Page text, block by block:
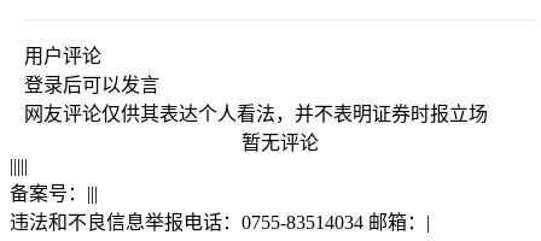
用户评论
登录后可以发言
网友评论仅供其表达个人看法，并不表明证券时报立场
暂无评论
|||||
备案号： |||
违法和不良信息举报电话：0755-83514034 邮箱： |